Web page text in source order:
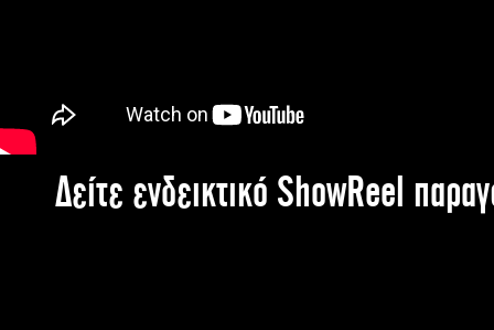
Δείτε ενδεικτικό ShowReel